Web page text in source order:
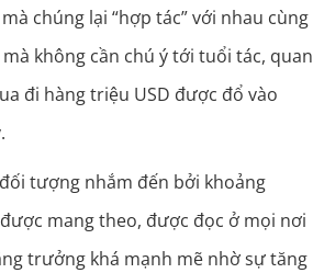
chúng lại “hợp tác” với nhau cùng
không cần chú ý tới tuổi tác, quan
đi hàng triệu USD được đổ vào
tượng nhắm đến bởi khoảng
mang theo, được đọc ở mọi nơi
trưởng khá mạnh mẽ nhờ sự tăng